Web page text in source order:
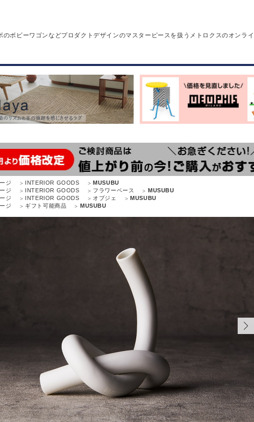
のボビーワゴンなどプロダクトデザインのマスターピースを扱うメトロクスのオンラ
ジ INTERIOR GOODS
MUSUBU
ジ
INTERIOR GOODS フラワーベース
MUSUBU
ジ
INTERIOR GOODS オブジェ
MUSUBU
ジ
ギフト可能商品 MUSUBU